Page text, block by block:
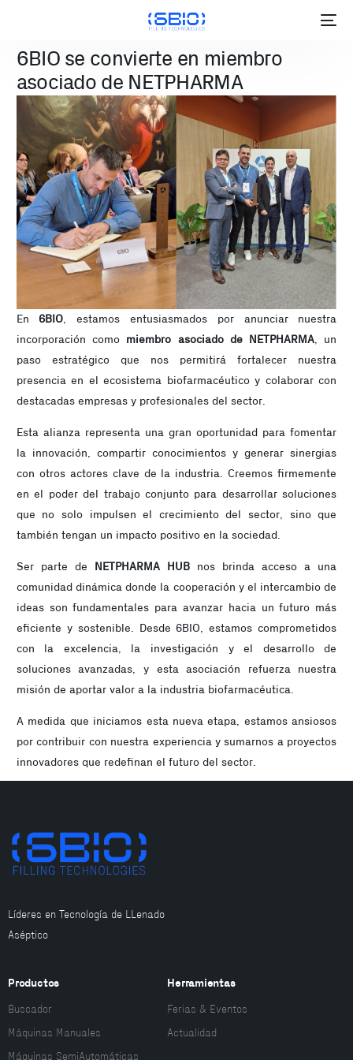
6BIO se convierte en miembro
asociado de NETPHARMA
En6BIO, estamos entusiasmados por anunciar nuestra
incorporación como miembro asociado de NETPHARMA, un
paso estratégico que nos permitirá fortalecer nuestra
presencia en el ecosistema biofarmacéutico y colaborar con
destacadas empresas y profesionales del sector.
Esta alianza representa una gran oportunidad para fomentar
la innovación, compartir conocimientos y generar sinergias
con otros actores clave de la industria. Creemos firmemente
en el poder del trabajo conjunto para desarrollar soluciones
que no solo impulsen el crecimiento del sector, sino que
también tengan un impacto positivo en la sociedad.
Ser parte de NETPHARMA HUBnos brinda acceso a una
comunidad dinámica donde la cooperación y el intercambio de
ideas son fundamentales para avanzar hacia un futuro más
eficiente y sostenible. Desde 6BIO, estamos comprometidos
con la excelencia, la investigación y el desarrollo de
soluciones avanzadas, y esta asociación refuerza nuestra
misión de aportar valor a la industria biofarmacéutica.
A medida que iniciamos esta nueva etapa, estamos ansiosos
por contribuir con nuestra experiencia y sumarnos a proyectos
innovadores que redefinan el futuro del sector.
Líderes en Tecnología de LLenado
Aséptico
Productos
Buscador
Máquinas Manuales
Máquinas SemiAutomáticas
Herramientas
Ferias & Eventos
Actualidad
ES